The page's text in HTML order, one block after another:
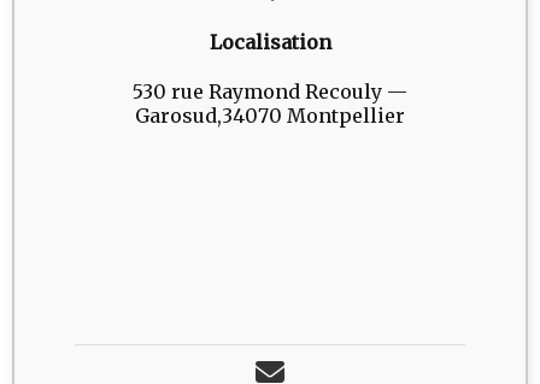
Localisation
530 rue Raymond Recouly —
Garosud,34070 Montpellier